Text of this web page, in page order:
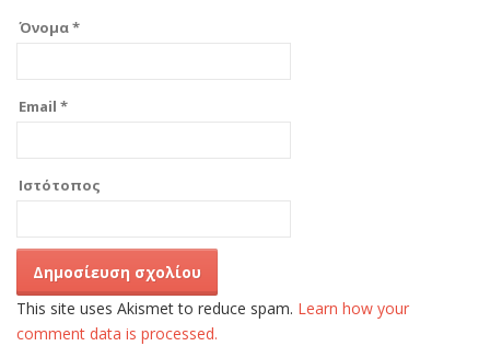
Όνομα*
Email *
Ιστότοπος
This site uses Akismet to reduce spam. Learn how your
comment data is processed.